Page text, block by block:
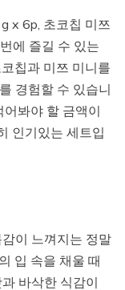
x 6p, 초코칩 미쯔
에 즐길 수 있는
칩과 미쯔 미니를
경험할 수 있습니
봐야 할 금액이
인기있는 세트입
이 느껴지는 정말
입 속을 채울 때
바삭한 식감이